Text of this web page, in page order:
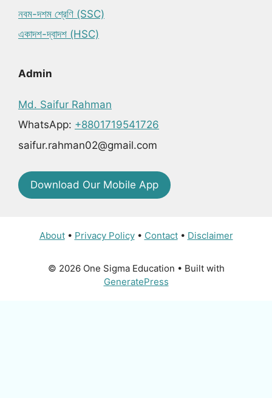
নবম-দশম শ্রেণি (SSC)
একাদশ-দ্বাদশ (HSC)
Admin
Md. Saifur Rahman
WhatsApp: +8801719541726
saifur.rahman02@gmail.com
Download Our Mobile App
About• Privacy Policy• Contact• Disclaimer
© 2026 One Sigma Education • Built with
GeneratePress